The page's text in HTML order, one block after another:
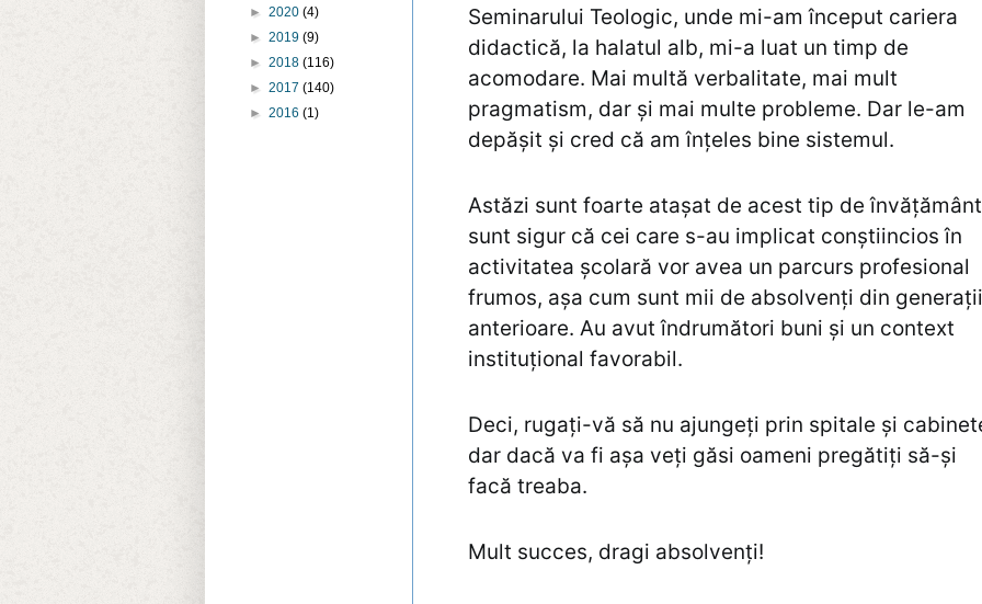
Seminarului Teologic, unde mi-am început cariera
didactică, la halatul alb, mi-a luat un timp de
acomodare. Mai multă verbalitate, mai mult
pragmatism, dar și mai multe probleme. Dar le-am
depășit și cred că am înțeles bine sistemul.
Astăzi sunt foarte atașat de acest tip de
sunt sigur că cei care s-au implicat conștiincios în
activitatea școlară vor avea un parcurs profesional
frumos, așa cum sunt mii de absolvenți din
anterioare. Au avut îndrumători buni și un context
instituțional favorabil.
Deci, rugați-vă să nu ajungeți prin spitale și
dar dacă va fi așa veți găsi oameni pregătiți să-și
facă treaba.
Mult succes, dragi absolvenți!
► 2020 (4)
► 2019 (9)
► 2018 (116)
► 2017 (140)
► 2016 (1)